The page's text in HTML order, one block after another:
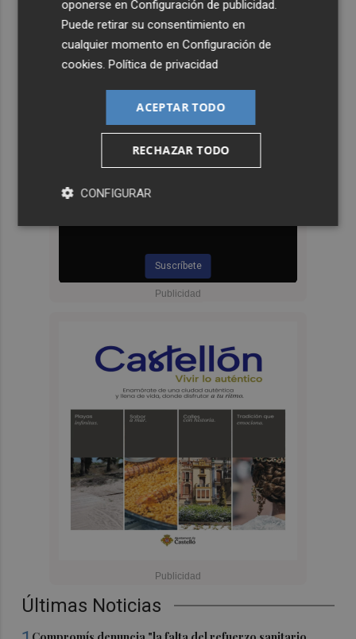
Suscríbete
Últimas Noticias
oponerse enConfiguración de publicidad
Puede retirar su consentimiento en
cualquier momento enConfiguración de
cookies .Política de privacidad
ACEPTAR TODO
RECHAZAR TODO
CONFIGURAR